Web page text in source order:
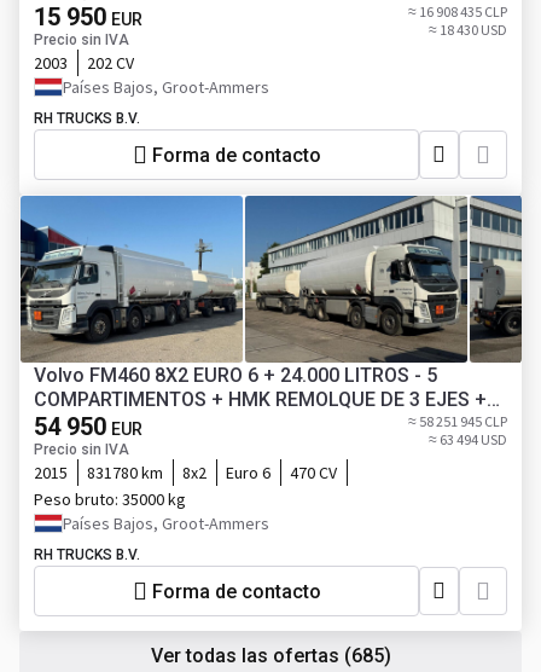
15 950 EUR
Precio sin IVA
≈ 16 908 435 CLP
≈ 18 430 USD
2003
202 CV
Países Bajos, Groot-Ammers
RH TRUCKS B.V.
Forma de contacto
Volvo FM460 8X2 EURO 6 + 24.000 LITROS - 5
COMPARTIMENTOS + HMK REMOLQUE DE 3 EJES +
27.000 LITROS - 5 COMPARTIMENTOS
54 950 EUR
Precio sin IVA
≈ 58 251 945 CLP
≈ 63 494 USD
2015 831780 km 8x2 Euro 6
470 CV
Peso bruto: 35000 kg
Países Bajos, Groot-Ammers
RH TRUCKS B.V.
Forma de contacto
Ver todas las ofertas (685)